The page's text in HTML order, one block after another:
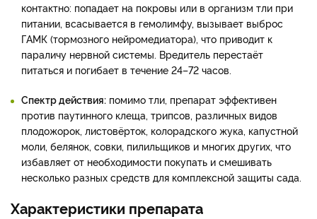
контактно: попадает на покровы или в организм тли при
питании, всасывается в гемолимфу, вызывает выброс
ГАМК (тормозного нейромедиатора), что приводит к
параличу нервной системы. Вредитель перестаёт
питаться и погибает в течение 24–72 часов.
Спектр действия: помимо тли, препарат эффективен
против паутинного клеща, трипсов, различных видов
плодожорок, листовёрток, колорадского жука, капустной
моли, белянок, совки, пилильщиков и многих других, что
избавляет от необходимости покупать и смешивать
несколько разных средств для комплексной защиты сада.
Характеристики препарата